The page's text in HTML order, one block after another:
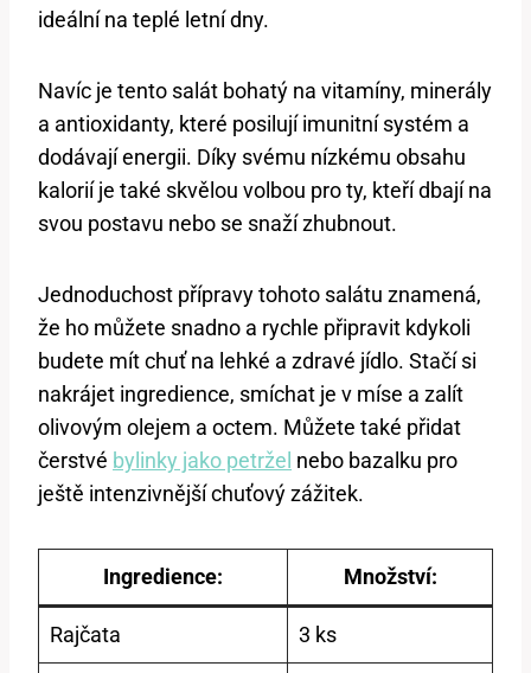
ideální⁣ na‍ teplé letní dny.
Navíc je ​tento salát bohatý na vitamíny, minerály
a antioxidanty, které⁣ posilují imunitní systém a
dodávají energii. Díky svému nízkému obsahu
kalorií je také skvělou volbou pro ty, kteří dbají na
svou postavu nebo se snaží zhubnout.
Jednoduchost‍ přípravy tohoto salátu znamená,
že ho můžete snadno a ​rychle připravit‍ kdykoli
budete​ mít chuť ⁢na lehké a zdravé jídlo. Stačí si
‌nakrájet⁣ ingredience, smíchat je⁤ v míse a⁢ zalít
olivovým olejem‌ a ‍octem. Můžete také přidat​
čerstvé ‍ bylinky jako petržel ‌nebo bazalku pro
ještě intenzivnější chuťový zážitek.
Ingredience: Množství:
Rajčata 3 ks